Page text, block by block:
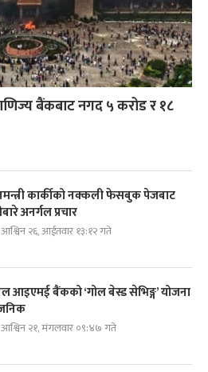
वाणिज्य बैंकबाट नगद ५ करोड र १८
कार्कीको नक्कली फेसबुक पेजबाट
अनर्गल प्रचार
२६, आईतवार १३:१२ गते
आइएमई बैंकको ‘गोल बेस्ड सेभिङ्ग’ योजना
२१, मंगलवार ०९:४७ गते